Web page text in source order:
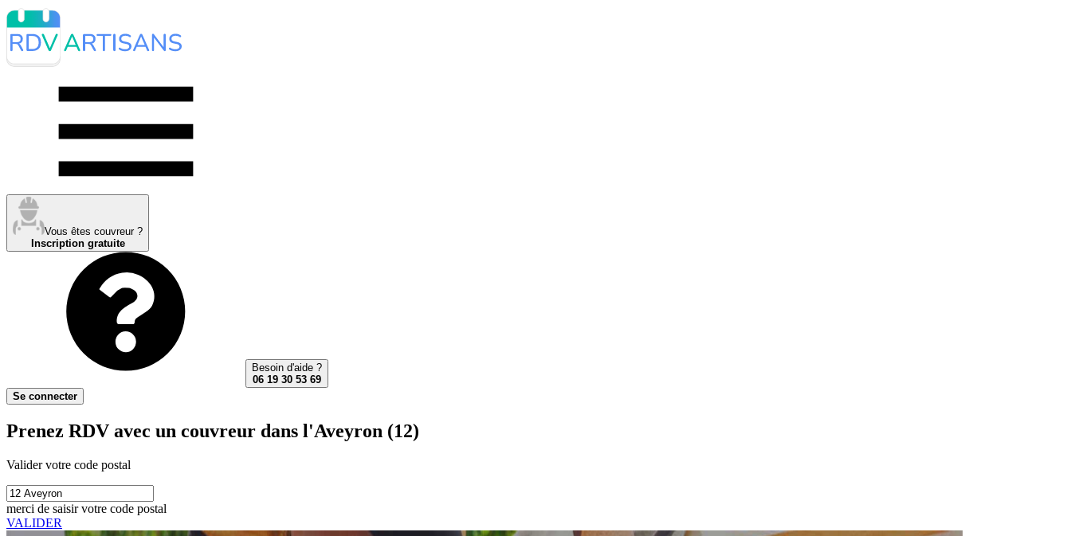
Vous êtes couvreur ?
Inscription gratuite
Besoin d'aide ?
06 19 30 53 69
Se connecter
Prenez RDV avec un couvreur dans l'Aveyron (12)
Valider votre code postal
merci de saisir votre code postal
VALIDER